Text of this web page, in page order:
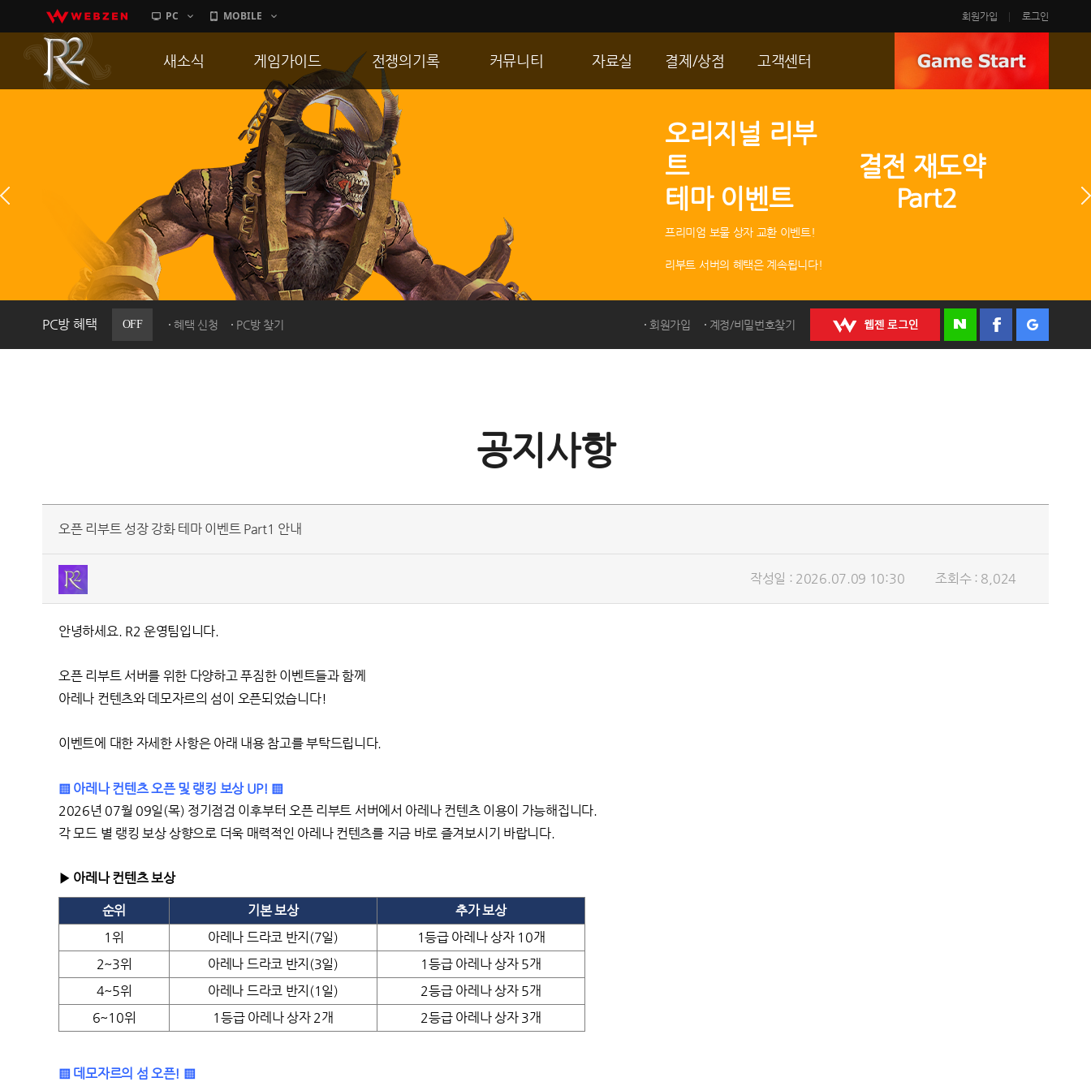
PC MOBILE 회원가입 로그인
오리지널 리부
트 결전 재도약
테마 이벤트 Part2
프리미엄 보물 상자 교환 이벤트!
리부트 서버의 혜택은 계속됩니다!
PC방 혜택 OFF 혜택 신청 PC방 찾기 회원가입 계정/비밀번호찾기
새소식
이벤트
히스토리
PC방으로간다
게임가이드
게임 특징
서버가이드
신병훈련소
세부가이드
통합보급센터
전쟁의기록
통합 길드전
공성 & 스팟
랭킹
R2Match
커뮤니티
GM노트
자료실 결제/상점
마이 Wshop
내 캐시
고객센터
문의/신고
운영정책
공지사항
오픈 리부트 성장 강화 테마 이벤트 Part1 안내
작성일 : 2026.07.09 10:30 조회수 : 8,024
안녕하세요. R2 운영팀입니다.
오픈 리부트 서버를 위한 다양하고 푸짐한 이벤트들과 함께
아레나 컨텐츠와 데모자르의 섬이 오픈되었습니다!
이벤트에 대한 자세한 사항은 아래 내용 참고를 부탁드립니다.
▒ 아레나 컨텐츠 오픈 및 랭킹 보상 UP! ▒
2026년 07월 09일(목) 정기점검 이후부터 오픈 리부트 서버에서 아레나 컨텐츠 이용이 가능해집니다.
각 모드 별 랭킹 보상 상향으로 더욱 매력적인 아레나 컨텐츠를 지금 바로 즐겨보시기 바랍니다.
▶ 아레나 컨텐츠 보상
순위 기본 보상
추가 보상
1위
아레나 드라코 반지(7일)
1등급 아레나 상자 10개
2~3위
아레나 드라코 반지(3일)
1등급 아레나 상자 5개
4~5위
아레나 드라코 반지(1일)
2등급 아레나 상자 5개
6~10위
1등급 아레나 상자 2개 2등급 아레나 상자 3개
▒ 데모자르의 섬 오픈! ▒